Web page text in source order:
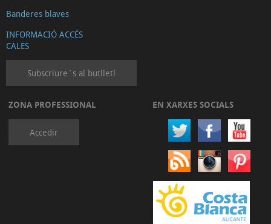
Banderes blaves
INFORMACIÓ ACCÉS
CALES
Subscriure´s al butlletí
ZONA PROFESSIONAL
Accedir
EN XARXES SOCIALS